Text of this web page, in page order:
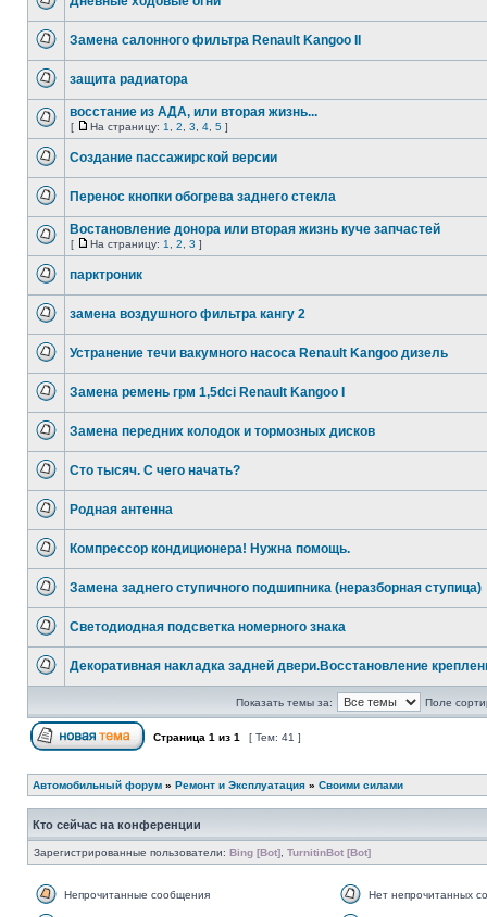
Замена салонного фильтра Renault Kangoo II
защита радиатора
восстание из АДА, или вторая жизнь...
[ На страницу: 1 2 3 4 5 ]
Создание пассажирской версии
Перенос кнопки обогрева заднего стекла
Востановление донора или вторая жизнь куче запчастей
[ На страницу: 1 2 3 ]
парктроник
замена воздушного фильтра кангу 2
Устранение течи вакумного насоса Renault Kangoo дизель
Замена ремень грм 1,5dci Renault Kangoo I
Замена передних колодок и тормозных дисков
Сто тысяч. С чего начать?
Родная антенна
Компрессор кондиционера! Нужна помощь.
Замена заднего ступичного подшипника (неразборная ступица)
Светодиодная подсветка номерного знака
Декоративная накладка задней двери.Восстановление
Показать темы за: Поле
Страница 1 из 1 [ Тем: 41 ]
Автомобильный форум » Ремонт и Эксплуатация » Своими силами
Кто сейчас на конференции
Зарегистрированные пользователи: Bing [Bot] TurnitinBot [Bot]
Непрочитанные сообщения Нет непрочитанных